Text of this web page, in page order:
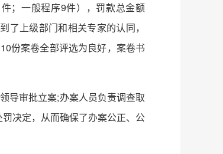
；一般程序9件），罚款总金额
上级部门和相关专家的认同，
份案卷全部评选为良好，案卷书
导审批立案;办案人员负责调查取
决定，从而确保了办案公正、公